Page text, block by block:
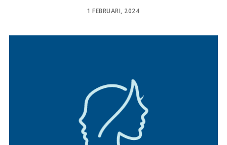
POSTED
1 FEBRUARI, 2024